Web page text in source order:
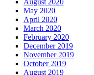
August 2020
May 2020
April 2020
March 2020
February 2020
December 2019
November 2019
October 2019
August 2019